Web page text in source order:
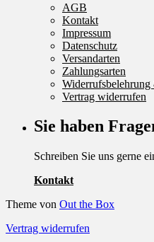
AGB
Kontakt
Impressum
Datenschutz
Versandarten
Zahlungsarten
Vertrag widerrufen
Sie haben
Schreiben Sie uns gerne
Kontakt
Theme von Out the Box
Vertrag widerrufen